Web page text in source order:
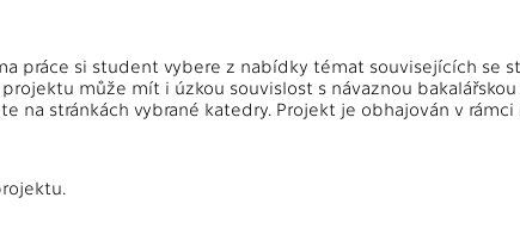
práce si student vybere z nabídky témat souvisejících se
může mít i úzkou souvislost s návaznou bakalářskou
na stránkách vybrané katedry. Projekt je obhajován v